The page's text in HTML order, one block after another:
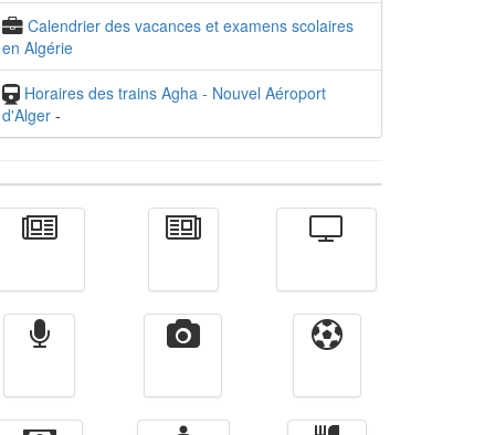
Calendrier des vacances et examens scolaires
en Algérie
Horaires des trains Agha - Nouvel Aéroport
d'Alger -